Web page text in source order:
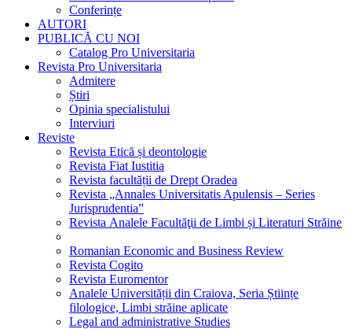
Conferințe
AUTORI
PUBLICĂ CU NOI
Catalog Pro Universitaria
Revista Pro Universitaria
Admitere
Știri
Opinia specialistului
Interviuri
Reviste
Revista Etică și deontologie
Revista Fiat Iustitia
Revista facultății de Drept Oradea
Revista „Annales Universitatis Apulensis – Series
Jurisprudentia”
Revista Analele Facultăţii de Limbi și Literaturi Străine
Romanian Economic and Business Review
Revista Cogito
Revista Euromentor
Analele Universității din Craiova, Seria Științe
filologice, Limbi străine aplicate
Legal and administrative Studies